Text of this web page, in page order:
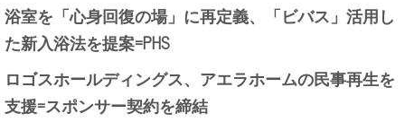
浴室を「心身回復の場」に再定義、「ビバス」活用し
た新入浴法を提案=PHS
ロゴスホールディングス、アエラホームの民事再生を
支援=スポンサー契約を締結